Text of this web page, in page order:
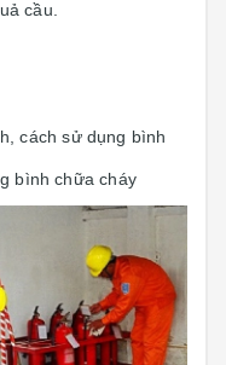
cầu.
cách sử dụng bình
bình chữa cháy